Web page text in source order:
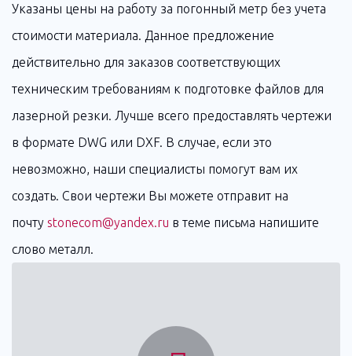
Указаны цены на работу за погонный метр без учета
стоимости материала. Данное предложение
действительно для заказов соответствующих
техническим требованиям к подготовке файлов для
лазерной резки. Лучше всего предоставлять чертежи
в формате DWG или DXF. В случае, если это
невозможно, наши специалисты помогут вам их
создать. Свои чертежи Вы можете отправит на
почту stonecom@yandex.ru в теме письма напишите
слово металл.